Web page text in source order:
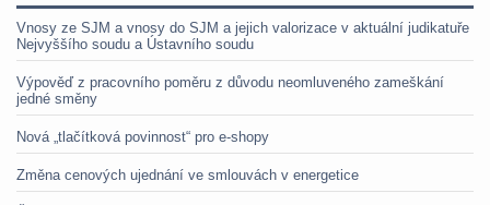
Vnosy ze SJM a vnosy do SJM a jejich valorizace v aktuální judikatuře
Nejvyššího soudu a Ústavního soudu
Výpověď z pracovního poměru z důvodu neomluveného zameškání
jedné směny
Nová „tlačítková povinnost“ pro e-shopy
Změna cenových ujednání ve smlouvách v energetice